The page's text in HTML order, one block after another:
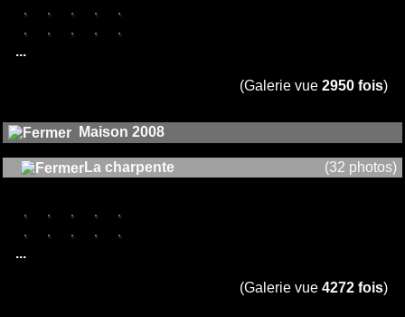
...
(Galerie vue 2950 fois)
Maison 2008
La charpente (32 photos)
...
(Galerie vue 4272 fois)